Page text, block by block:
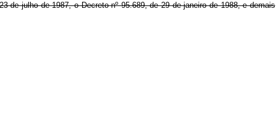
de julho de 1987, o Decreto nº 95.689, de 29 de janeiro de 1988, e demais